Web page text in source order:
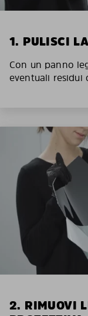
1. PULISCI
Con un panno
eventuali residui
2. RIMUOVI